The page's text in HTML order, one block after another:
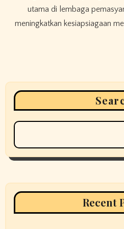
utama di lembaga
meningkatkan kesiapsiagaan
Recent